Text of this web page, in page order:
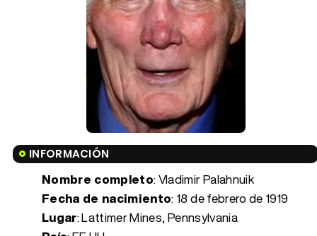
INFORMACIÓN
Nombre completo: Vladimir Palahnuik
Fecha de nacimiento: 18 de febrero de 1919
Lugar: Lattimer Mines, Pennsylvania